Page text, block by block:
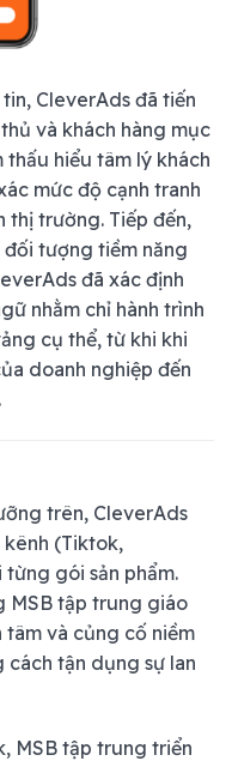
CleverAds đã tiến
và khách hàng mục
hiểu tâm lý khách
mức độ cạnh tranh
thị trường. Tiếp đến,
tượng tiềm năng
đã xác định
nhằm chỉ hành trình
cụ thể, từ khi khi
doanh nghiệp đến
trên, CleverAds
(Tiktok,
gói sản phẩm.
MSB tập trung giáo
và củng cố niềm
tận dụng sự lan
MSB tập trung triển